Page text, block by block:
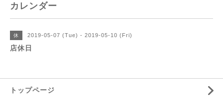
カレンダー
休 2019-05-07 (Tue) - 2019-05-10 (Fri)
店休日
トップページ